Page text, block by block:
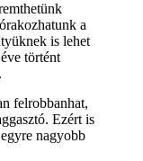
a
is lehet
történt
felrobbanhat,
Ezért is
nagyobb